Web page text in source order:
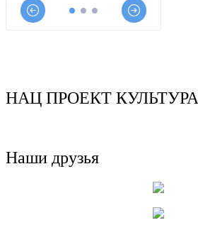
НАЦ ПРОЕКТ КУЛЬТУРА
Наши друзья